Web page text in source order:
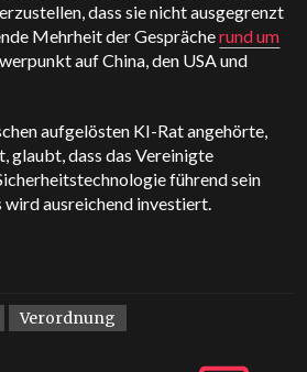
dass sie nicht ausgegrenzt
Mehrheit der Gesprächerund um
auf China, den USA und
aufgelösten KI-Rat angehörte,
glaubt, dass das Vereinigte
führend sein
wird ausreichend investiert.
Verordnung